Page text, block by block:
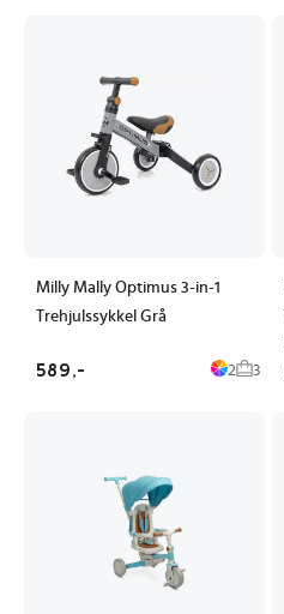
Milly Mally Optimus 3-in-1
Trehjulssykkel Grå
589,- 2 3